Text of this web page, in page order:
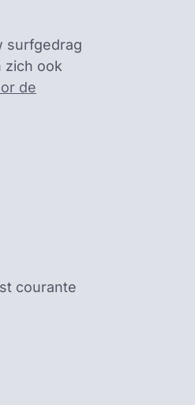
surfgedrag
zich ook
de
courante